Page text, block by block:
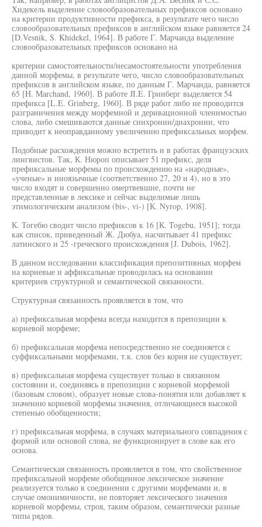
Хидекель выделение словообразовательных префиксов основано
на критерии продуктивности префикса, в результате чего число
словообразовательных префиксов в английском языке равняется 24
[D.Vesnik, S. Khidekel, 1964]. В работе Г. Марчанда выделение
словообразовательных префиксов основано на
критерии самостоятельности/несамостоятельности употребления
данной морфемы, в результате чего, число словообразовательных
префиксов в английском языке, по данным Г. Марчанда, равняется
65 [H. Marchand, 1960]. В работе JI.E. Гринберг выделяется 54
префикса [L.E. Grinberg, 1960]. В ряде работ либо не проводится
разграничения между морфемной и деривационной членимостью
слова, либо смешиваются данные синхронии/диахронии, что
приводит к неоправданному увеличению префиксальных морфем.
Подобные расхождения можно встретить и в работах французских
лингвистов. Так, К. Нюроп описывает 51 префикс, деля
префиксальные морфемы по происхождению на «народные»,
«ученые» и иноязычные (соответственно 27, 20 и 4), но в это
число входят и совершенно омертвевшие, почти не
представленные в лексике и сейчас выделимые лишь
этимологическим анализом (bis-, vi-) [К. Nyrop, 1908].
К. Тогебю сводит число префиксов к 16 [К. Togebu, 1951]; тогда
как список, приведенный Ж. Дюбуа, насчитывает 41 префикс
латинского и 25 -греческого происхождения [J. Dubois, 1962].
В данном исследовании классификация препозитивных морфем
на корневые и аффиксальные проводилась на основании
критериев структурной и семантической связанности.
Структурная связанность проявляется в том, что
а) префиксальная морфема всегда находится в препозиции к
корневой морфеме;
б) префиксальная морфема непосредственно не соединяется с
суффиксальными морфемами, т.к. слов без корня не существует;
в) префиксальная морфема существует только в связанном
состоянии и, соединяясь в препозиции с корневой морфемой
(базовым словом), образует новые слова-понятия или добавляет к
значению корневой морфемы значения, отличающиеся высокой
степенью обобщенности;
г) префиксальная морфема, в случаях материального совпадения с
формой или основой слова, не функционирует в слове как его
основа.
Семантическая связанность проявляется в том, что свойственное
префиксальной морфеме обобщенное лексическое значение
реализуется только в соединении с другими морфемами и, в
случае омонимичности, не повторяет лексического значения
корневой морфемы, строя, таким образом, семантически разные
типы рядов.